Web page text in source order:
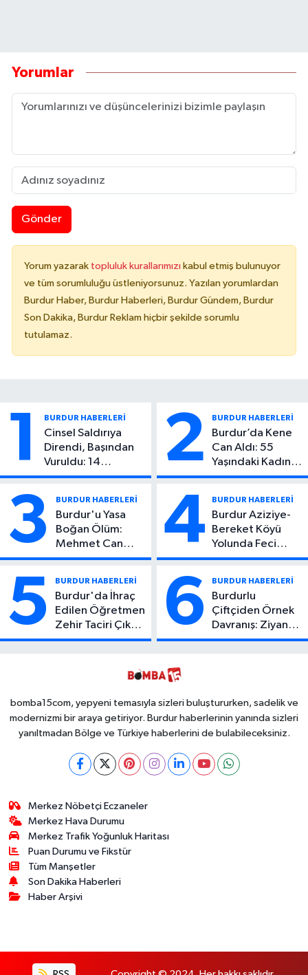
Yorumlar
Gönder
Yorum yazarak topluluk kurallarımızı kabul etmiş bulunuyor
ve tüm sorumluluğu üstleniyorsunuz. Yazılan yorumlardan
Burdur Haber, Burdur Haberleri, Burdur Gündem, Burdur
Son Dakika, Burdur Reklam hiçbir şekilde sorumlu
tutulamaz.
1 BURDUR HABERLERİ
Cinsel Saldırıya
Direndi, Başından
Vuruldu: 14
Yaşındaki Çocuktan
2 BURDUR HABERLERİ
Burdur’da Kene
Can Aldı: 55
Yaşındaki Kadın
Hayatını Kaybetti
3 BURDUR HABERLERİ
Burdur'u Yasa
Boğan Ölüm:
Mehmet Can
Atıcı Genç Yaşta
4 BURDUR HABERLERİ
Burdur Aziziye-
Bereket Köyü
Yolunda Feci
Kaza: 1 Ölü, 2
5 BURDUR HABERLERİ
Burdur'da İhraç
Edilen Öğretmen
Zehir Taciri Çıktı:
Binlerce
6 BURDUR HABERLERİ
Burdurlu
Çiftçiden Örnek
Davranış: Ziyan
Olmasın Diye
Toplayabilecek
bomba15com, yepyeni temasıyla sizleri buluştururken, sadelik ve
modernizmi bir araya getiriyor. Burdur haberlerinin yanında sizleri
yanıltmadan Bölge ve Türkiye haberlerini de bulabileceksiniz.
Merkez Nöbetçi Eczaneler
Merkez Hava Durumu
Merkez Trafik Yoğunluk Haritası
Puan Durumu ve Fikstür
Tüm Manşetler
Son Dakika Haberleri
Haber Arşivi